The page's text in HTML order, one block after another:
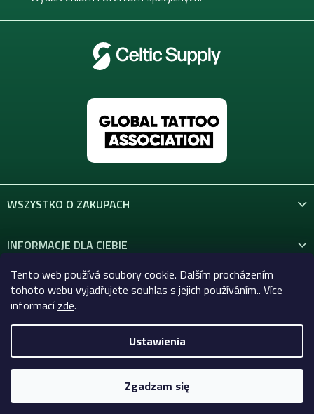
Tento web používá soubory cookie. Dalším procházením
tohoto webu vyjadřujete souhlas s jejich používáním.. Více
informacízde.
Ustawienia
Zgadzam się
WSZYSTKO O ZAKUPACH
INFORMACJE DLA CIEBIE
KONTAKT
Copyright 2026Celtic-Supply.pl | Wszystko do tatuaży i
makijażu permanentnego. Wszystkie prawa zastrzeżone.